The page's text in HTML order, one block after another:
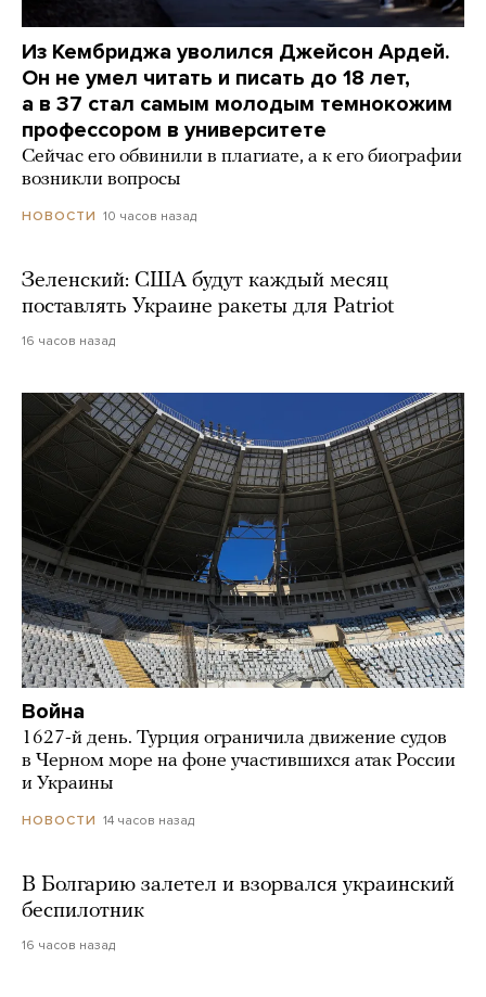
Из Кембриджа уволился Джейсон Ардей.
Он не умел читать и писать до 18 лет,
а в 37 стал самым молодым темнокожим
профессором в университете
Сейчас его обвинили в плагиате, а к его биографии
возникли вопросы
НОВОСТИ 10 часов назад
Зеленский: США будут каждый месяц
поставлять Украине ракеты для Patriot
16 часов назад
Война
1627-й день. Турция ограничила движение судов
в Черном море на фоне участившихся атак России
и Украины
НОВОСТИ 14 часов назад
В Болгарию залетел и взорвался украинский
беспилотник
16 часов назад